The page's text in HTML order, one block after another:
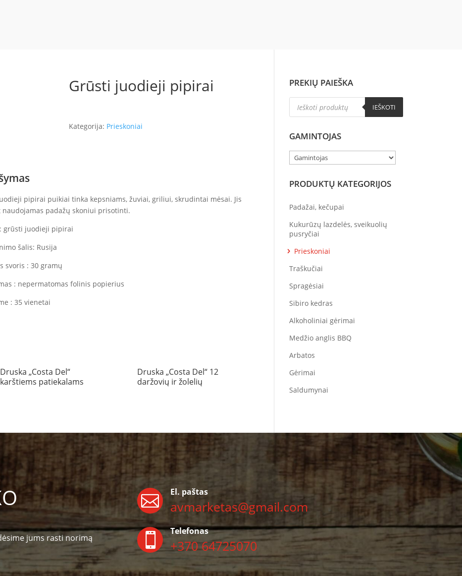
Grūsti juodieji pipirai
Kategorija: Prieskoniai
pipirai puikiai tinka kepsniams, žuviai, griliui, skrudintai mėsai. Jis
padažų skoniui prisotinti.
grūsti juodieji pipirai
šalis: Rusija
svoris : 30 gramų
: nepermatomas folinis popierius
: 35 vienetai
Druska „Costa Del“
karštiems patiekalams
Druska „Costa Del“ 12
daržovių ir žolelių
PREKIŲ PAIEŠKA
Products
search
IEŠKOTI
GAMINTOJAS
PRODUKTŲ KATEGORIJOS
Padažai, kečupai
Kukurūzų lazdelės, sveikuolių
pusryčiai
Prieskoniai
Traškučiai
Spragėsiai
Sibiro kedras
Alkoholiniai gėrimai
Medžio anglis BBQ
Arbatos
Gėrimai
Saldumynai
jums rasti norimą
 El. paštas
avmarketas@gmail.com
 Telefonas
+370 64725070